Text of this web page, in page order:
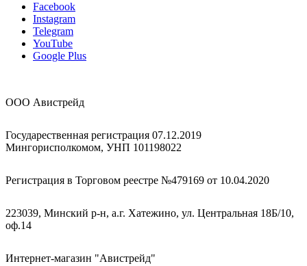
Facebook
Instagram
Telegram
YouTube
Google Plus
ООО Авистрейд
Государественная регистрация 07.12.2019
Мингорисполкомом, УНП 101198022
Регистрация в Торговом реестре №479169 от 10.04.2020
223039, Минский р-н, а.г. Хатежино, ул. Центральная 18Б/10,
оф.14
Интернет-магазин "Авистрейд"